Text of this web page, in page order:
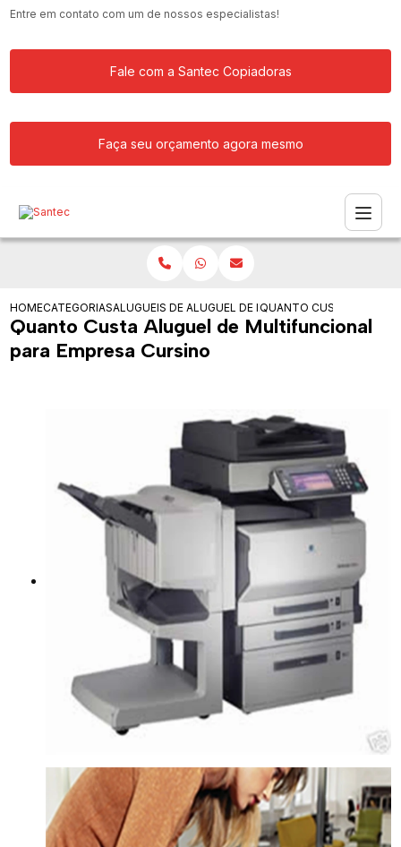
Entre em contato com um de nossos especialistas!
Fale com a Santec Copiadoras
Faça seu orçamento agora mesmo
HOMECATEGORIASALUGUEIS DE IMPRESSORAS
ALUGUEL DE IMPRESSORA LASER
QUANTO CUSTA
Quanto Custa Aluguel de Multifuncional
para Empresa Cursino